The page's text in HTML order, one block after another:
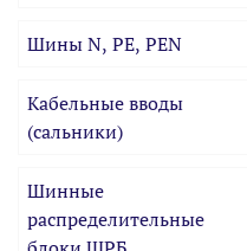
Шины N, PE, PEN
Кабельные вводы
(сальники)
Шинные
распределительные